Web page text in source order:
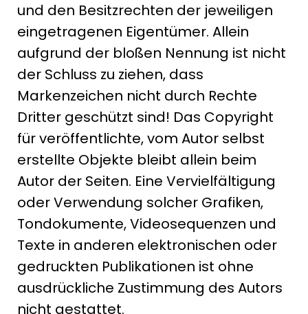
und den Besitzrechten der jeweiligen
eingetragenen Eigentümer. Allein
aufgrund der bloßen Nennung ist nicht
der Schluss zu ziehen, dass
Markenzeichen nicht durch Rechte
Dritter geschützt sind! Das Copyright
für veröffentlichte, vom Autor selbst
erstellte Objekte bleibt allein beim
Autor der Seiten. Eine Vervielfältigung
oder Verwendung solcher Grafiken,
Tondokumente, Videosequenzen und
Texte in anderen elektronischen oder
gedruckten Publikationen ist ohne
ausdrückliche Zustimmung des Autors
nicht gestattet.